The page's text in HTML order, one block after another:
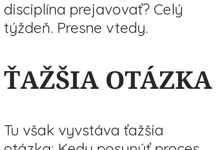
disciplína prejavovať? Celý
týždeň. Presne vtedy.
ŤAŽŠIA OTÁZKA
Tu však vyvstáva ťažšia